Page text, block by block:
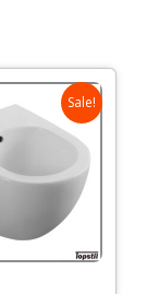
Sale!